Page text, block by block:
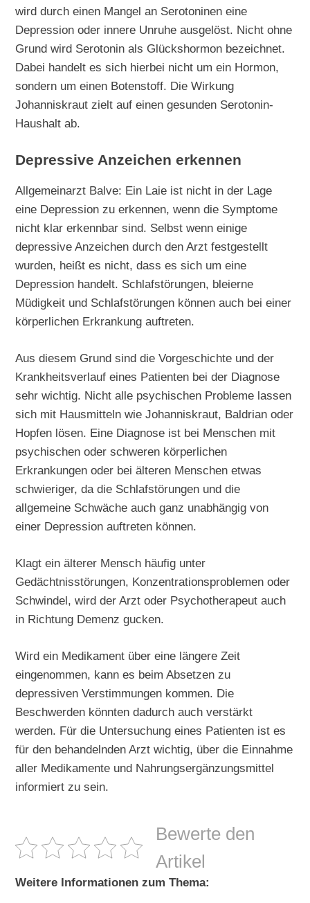
wird durch einen Mangel an Serotoninen eine
Depression oder innere Unruhe ausgelöst. Nicht ohne
Grund wird Serotonin als Glückshormon bezeichnet.
Dabei handelt es sich hierbei nicht um ein Hormon,
sondern um einen Botenstoff. Die Wirkung
Johanniskraut zielt auf einen gesunden Serotonin-
Haushalt ab.
Depressive Anzeichen erkennen
Allgemeinarzt Balve: Ein Laie ist nicht in der Lage
eine Depression zu erkennen, wenn die Symptome
nicht klar erkennbar sind. Selbst wenn einige
depressive Anzeichen durch den Arzt festgestellt
wurden, heißt es nicht, dass es sich um eine
Depression handelt. Schlafstörungen, bleierne
Müdigkeit und Schlafstörungen können auch bei einer
körperlichen Erkrankung auftreten.
Aus diesem Grund sind die Vorgeschichte und der
Krankheitsverlauf eines Patienten bei der Diagnose
sehr wichtig. Nicht alle psychischen Probleme lassen
sich mit Hausmitteln wie Johanniskraut, Baldrian oder
Hopfen lösen. Eine Diagnose ist bei Menschen mit
psychischen oder schweren körperlichen
Erkrankungen oder bei älteren Menschen etwas
schwieriger, da die Schlafstörungen und die
allgemeine Schwäche auch ganz unabhängig von
einer Depression auftreten können.
Klagt ein älterer Mensch häufig unter
Gedächtnisstörungen, Konzentrationsproblemen oder
Schwindel, wird der Arzt oder Psychotherapeut auch
in Richtung Demenz gucken.
Wird ein Medikament über eine längere Zeit
eingenommen, kann es beim Absetzen zu
depressiven Verstimmungen kommen. Die
Beschwerden könnten dadurch auch verstärkt
werden. Für die Untersuchung eines Patienten ist es
für den behandelnden Arzt wichtig, über die Einnahme
aller Medikamente und Nahrungsergänzungsmittel
informiert zu sein.
Bewerte den
Artikel
Weitere Informationen zum Thema: